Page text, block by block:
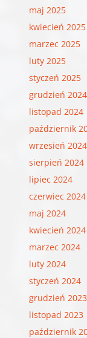
maj 2025
kwiecień 2025
marzec 2025
luty 2025
styczeń 2025
grudzień 2024
listopad 2024
październik
wrzesień 2024
sierpień 2024
lipiec 2024
czerwiec 2024
maj 2024
kwiecień 2024
marzec 2024
luty 2024
styczeń 2024
grudzień 2023
listopad 2023
październik